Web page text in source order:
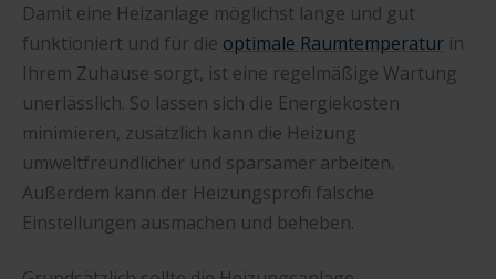
Damit eine Heizanlage möglichst lange und gut
funktioniert und für die optimale Raumtemperatur in
Ihrem Zuhause sorgt, ist eine regelmäßige Wartung
unerlässlich. So lassen sich die Energiekosten
minimieren, zusätzlich kann die Heizung
umweltfreundlicher und sparsamer arbeiten.
Außerdem kann der Heizungsprofi falsche
Einstellungen ausmachen und beheben.